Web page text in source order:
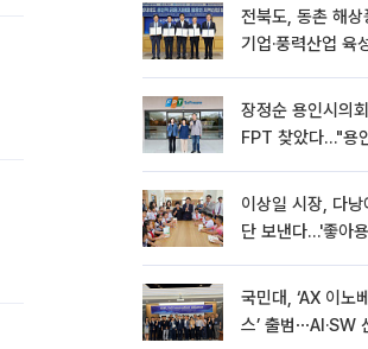
전북도, 동촌 해
기업·풍력산업 육
장정순 용인시의
FPT 찾았다…"용
이상일 시장, 다
단 보낸다…'좋아
국민대, ‘AX 이노
스’ 출범⋯AI·SW